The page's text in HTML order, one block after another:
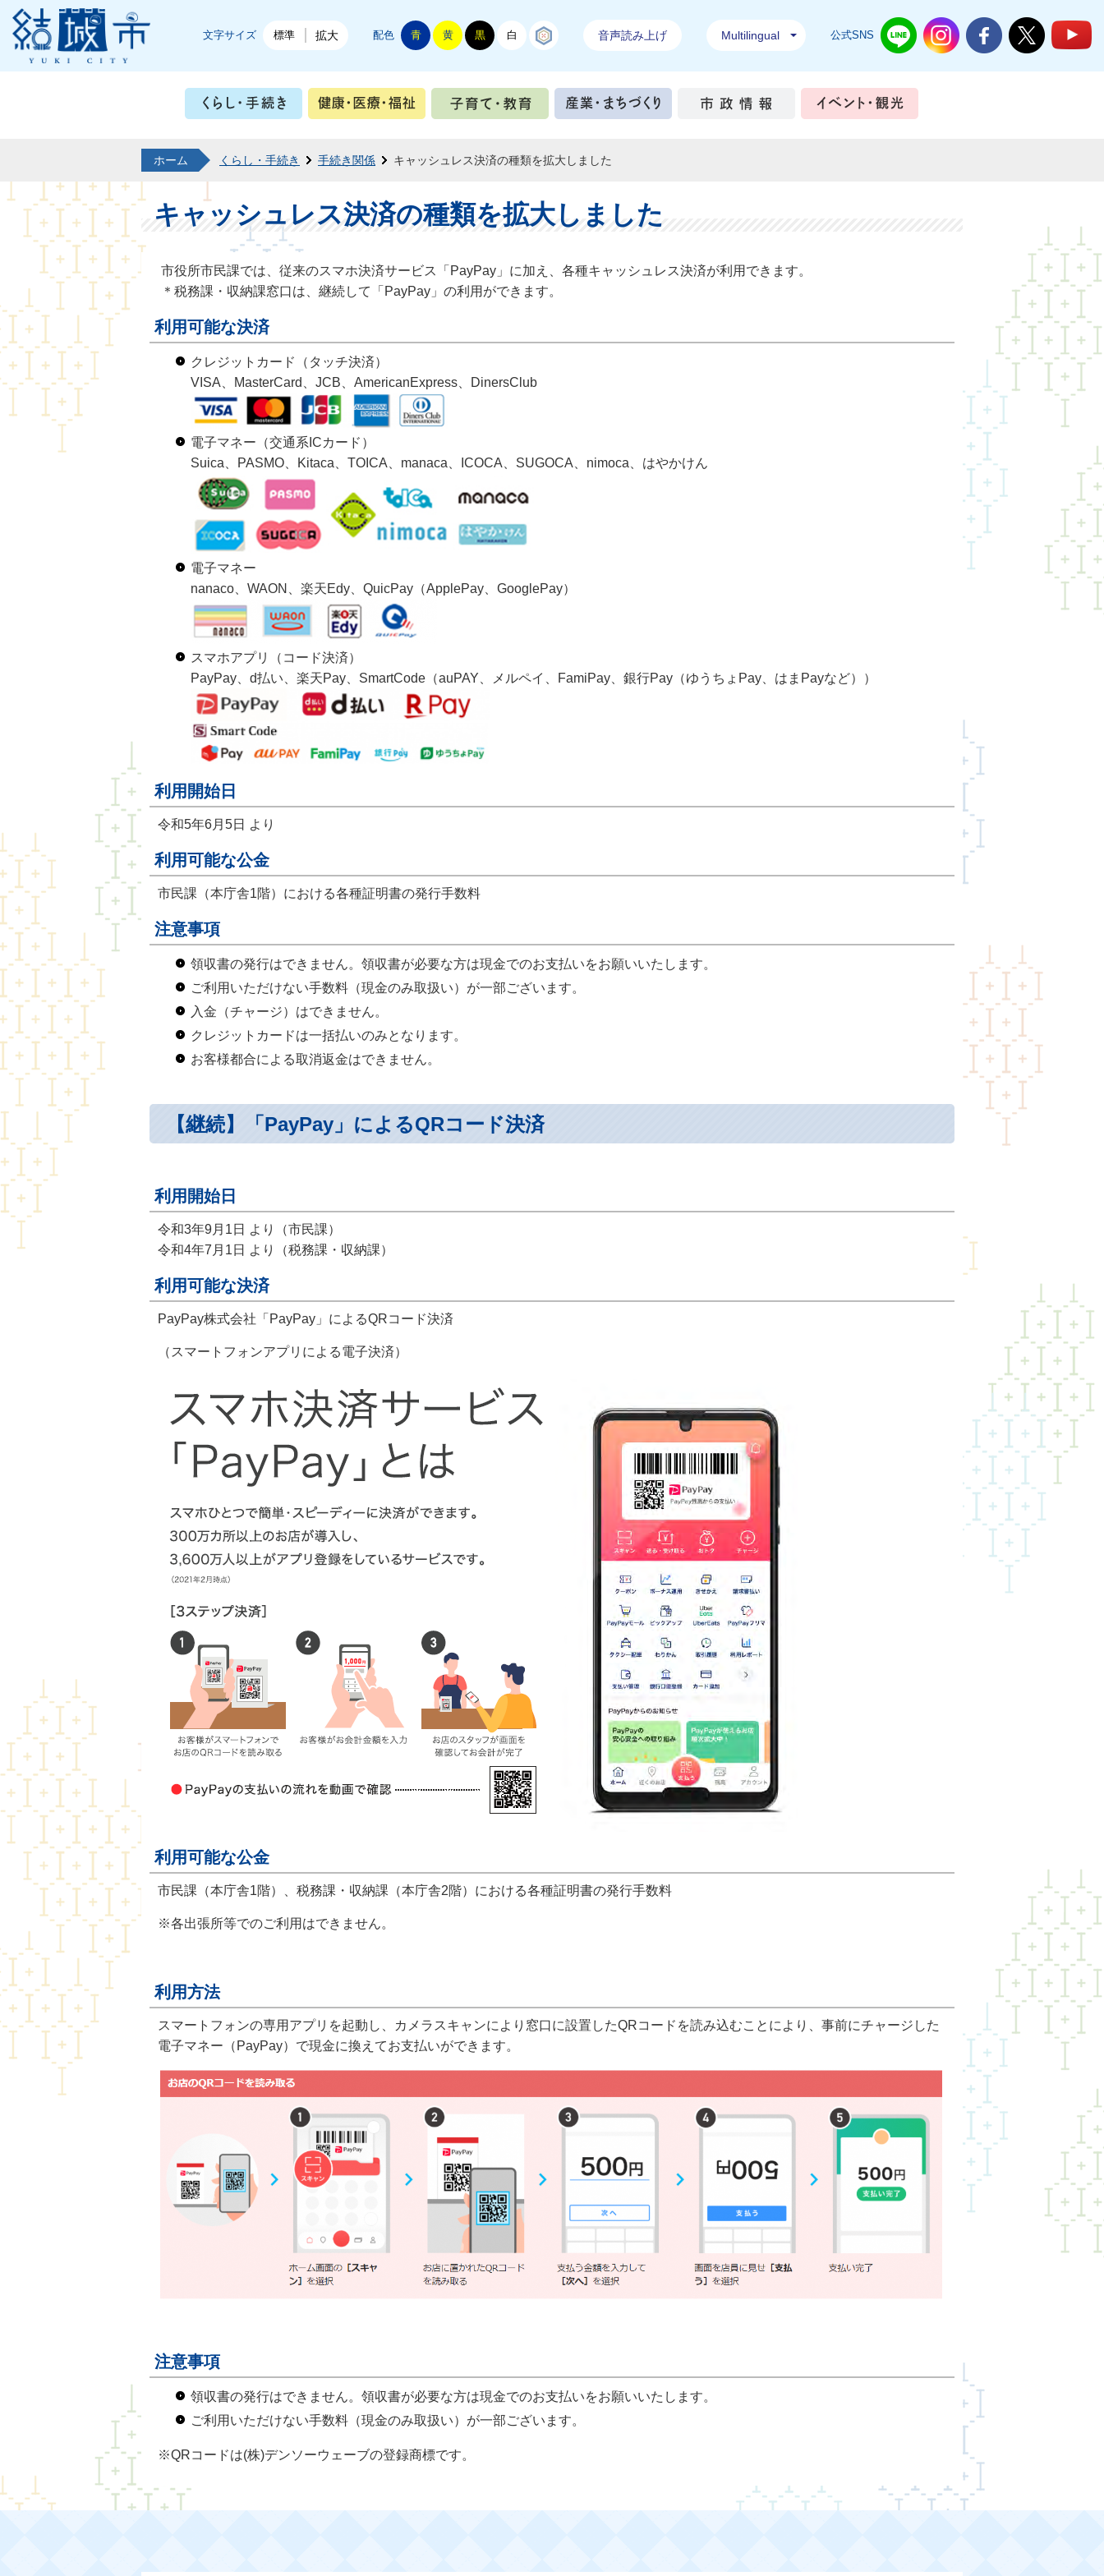
結城市公式ホームページ
文字サイズ 標準 拡大 配色 青 黄 黒 白 音声読み上げ Multilingual 公式SNS 結城市公式LINE結城市公式Instagram
結城市公式Facebook
結城市公式
くらし・手続き 健康・医療・福祉 子育て・教育 産業・まちづくり 市政情報
ホーム くらし・手続き 手続き関係 キャッシュレス決済の種類を拡大しました
キャッシュレス決済の種類を拡大しました
市役所市民課では、従来のスマホ決済サービス「PayPay」に加え、各種キャッシュレス決済が利用できます。
＊税務課・収納課窓口は、継続して「PayPay」の利用ができます。
利用可能な決済
クレジットカード（タッチ決済）
VISA、MasterCard、JCB、AmericanExpress、DinersClub
電子マネー（交通系ICカード）
Suica、PASMO、Kitaca、TOICA、manaca、ICOCA、SUGOCA、nimoca、はやかけん
電子マネー
nanaco、WAON、楽天Edy、QuicPay（ApplePay、GooglePay）
スマホアプリ（コード決済）
PayPay、d払い、楽天Pay、SmartCode（auPAY、メルペイ、FamiPay、銀行Pay（ゆうちょPay、はまPayなど））
利用開始日
令和5年6月5日 より
利用可能な公金
市民課（本庁舎1階）における各種証明書の発行手数料
注意事項
領収書の発行はできません。領収書が必要な方は現金でのお支払いをお願いいたします。
ご利用いただけない手数料（現金のみ取扱い）が一部ございます。
入金（チャージ）はできません。
クレジットカードは一括払いのみとなります。
お客様都合による取消返金はできません。
【継続】「PayPay」によるQRコード決済
利用開始日
令和3年9月1日 より（市民課）
令和4年7月1日 より（税務課・収納課）
利用可能な決済
PayPay株式会社「PayPay」によるQRコード決済
（スマートフォンアプリによる電子決済）
利用可能な公金
市民課（本庁舎1階）、税務課・収納課（本庁舎2階）における各種証明書の発行手数料
※各出張所等でのご利用はできません。
利用方法
スマートフォンの専用アプリを起動し、カメラスキャンにより窓口に設置したQRコードを読み込むことにより、事前にチャージした
電子マネー（PayPay）で現金に換えてお支払いができます。
注意事項
領収書の発行はできません。領収書が必要な方は現金でのお支払いをお願いいたします。
ご利用いただけない手数料（現金のみ取扱い）が一部ございます。
※QRコードは(株)デンソーウェーブの登録商標です。